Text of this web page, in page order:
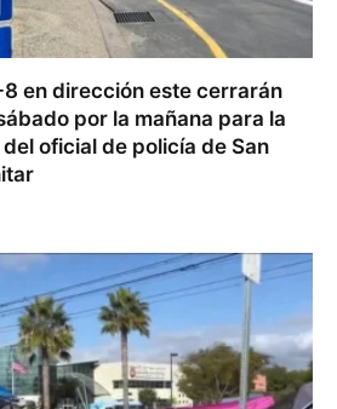
en dirección este cerrarán
por la mañana para la
oficial de policía de San